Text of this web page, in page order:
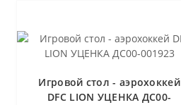
Игровой стол - аэрохоккей
DFC LION УЦЕНКА ДС00-